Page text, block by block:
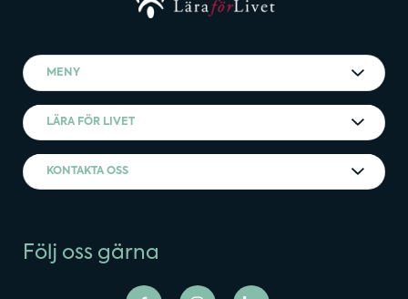
MENY
LÄRA FÖR LIVET
KONTAKTA OSS
Följ oss gärna